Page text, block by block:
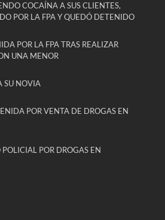
COCAÍNA A SUS CLIENTES,
POR LA FPA Y QUEDÓ DETENIDO
POR LA FPA TRAS REALIZAR
UNA MENOR
SU NOVIA
POR VENTA DE DROGAS EN
POR DROGAS EN